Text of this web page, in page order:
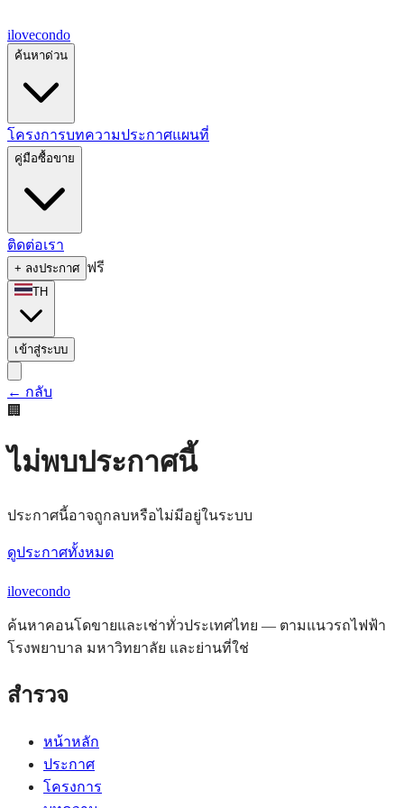
ilovecondo
ค้นหาด่วน
โครงการบทความประกาศแผนที่
คู่มือซื้อขาย
ติดต่อเรา
+ ลงประกาศ ฟรี
TH
เข้าสู่ระบบ
← กลับ
🏢
ไม่พบประกาศนี้
ประกาศนี้อาจถูกลบหรือไม่มีอยู่ในระบบ
ดูประกาศทั้งหมด
ilovecondo
ค้นหาคอนโดขายและเช่าทั่วประเทศไทย — ตามแนวรถไฟฟ้า
โรงพยาบาล มหาวิทยาลัย และย่านที่ใช่
สำรวจ
หน้าหลัก
ประกาศ
โครงการ